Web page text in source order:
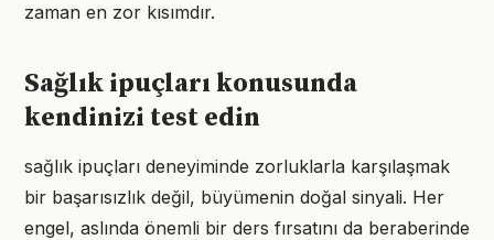
zaman en zor kısımdır.
Sağlık ipuçları konusunda
kendinizi test edin
sağlık ipuçları deneyiminde zorluklarla karşılaşmak
bir başarısızlık değil, büyümenin doğal sinyali. Her
engel, aslında önemli bir ders fırsatını da beraberinde